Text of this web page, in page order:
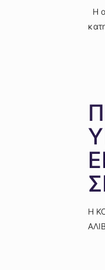
Η
Η